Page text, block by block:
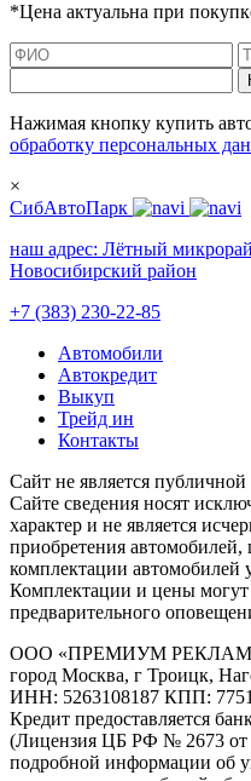
*Цена актуальна при
Нажимая кнопку купить
обработку персональных
×
СибАвтоПарк
наш адрес: Лётный
Новосибирский район
+7 (383) 230-22-85
Автомобили
Автокредит
Выкуп
Трейд ин
Контакты
Cайт не является
Сайте сведения носят
характер и не является
приобретения
комплектации автомобилей
Комплектации и цены
предварительного
ООО «ПРЕМИУМ РЕКЛАМА»
город Москва, г Троицк,
ИНН: 5263108187 КПП:
Кредит предоставляется
(Лицензия ЦБ РФ № 2673 от
подробной информации об